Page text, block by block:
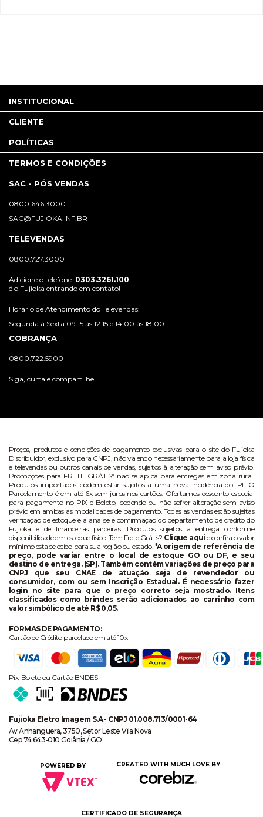
INSTITUCIONAL
CLIENTE
POLÍTICAS
TERMOS E CONDIÇÕES
SAC - PÓS VENDAS
0800.646.3000
SAC@FUJIOKA.INF.BR
TELEVENDAS
0800.727.3000
Adicione o telefone: 0303.3261.100
é o Fujioka entrando em contato!
Horário de Atendimento do Televendas:
Segunda à Sexta 09:15 às 12:15 e 14:00 às 18:00
COBRANÇA
0800.722.5900
Siga, curta e compartilhe
Preços, produtos e condições de pagamento exclusivas para o site do Fujioka
Distribuidor, exclusivo para CNPJ, não valendo necessariamente para a loja física
e televendas ou outros canais de vendas, sujeitos à alteração sem aviso prévio.
Promoções para FRETE GRÁTIS* não se aplica para entregas em zona rural.
Produtos importados podem estar sujeitos a uma nova incidência do IPI. O
Parcelamento é em até 6x sem juros nos cartões. Ofertamos desconto especial
para pagamento no PIX e Boleto, podendo ou não sofrer alteração sem aviso
prévio em ambas as modalidades de pagamento. Todas as vendas estão sujeitas
verificação de estoque e a análise e confirmação do departamento de crédito do
Fujioka e de financeiras parceiras. Produtos sujeitos a entrega conforme
disponibilidade em estoque físico. Tem Frete Grátis? Clique aqui e confira o valor
mínimo estabelecido para sua região ou estado. *A origem de referência de
preço, pode variar entre o local de estoque GO ou DF, e seu
destino de entrega. (SP). Também contém variações de preço para
CNPJ que seu CNAE de atuação seja de revendedor ou
consumidor, com ou sem Inscrição Estadual. É necessário fazer
login no site para que o preço correto seja mostrado. Itens
classificados como brindes serão adicionados ao carrinho com
valor simbólico de até R$ 0,05.
FORMAS DE PAGAMENTO:
Cartão de Crédito parcelado em até 10x
Pix, Boleto ou Cartão BNDES
Fujioka Eletro Imagem S.A - CNPJ 01.008.713/0001-64
Av Anhanguera, 3750, Setor Leste Vila Nova
Cep 74.643-010 Goiânia / GO
POWERED BY CREATED WITH MUCH LOVE BY
CERTIFICADO DE SEGURANÇA